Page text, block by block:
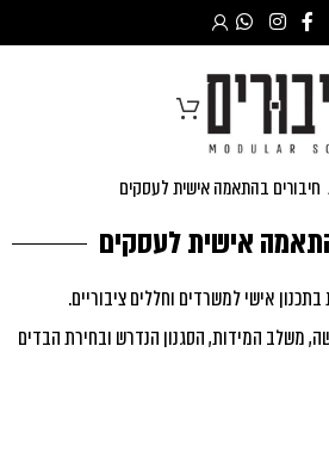
חיבורים בהתאמה אישית לעסקים
אישית לעסקים
אישי למשרדים וחללים ציבוריים.
משלב המידות, הסגנון הנדרש ובחירת הבדים